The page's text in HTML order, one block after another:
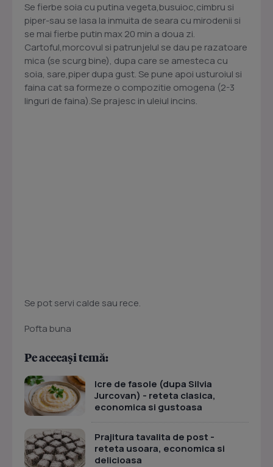
Se fierbe soia cu putina vegeta,busuioc,cimbru si
piper-sau se lasa la inmuita de seara cu mirodenii si
se mai fierbe putin max 20 min a doua zi.
Cartoful,morcovul si patrunjelul se dau pe razatoare
mica (se scurg bine), dupa care se amesteca cu
soia, sare,piper dupa gust. Se pune apoi usturoiul si
faina cat sa formeze o compozitie omogena (2-3
linguri de faina).Se prajesc in uleiul incins.
Se pot servi calde sau rece.
Pofta buna
Pe aceeași temă:
Icre de fasole (dupa Silvia
Jurcovan) - reteta clasica,
economica si gustoasa
Prajitura tavalita de post -
reteta usoara, economica si
delicioasa